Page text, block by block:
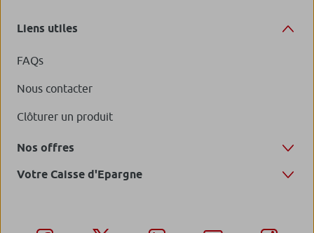
Liens utiles
FAQs
Nous contacter
Clôturer un produit
Nos offres
Votre Caisse d'Epargne